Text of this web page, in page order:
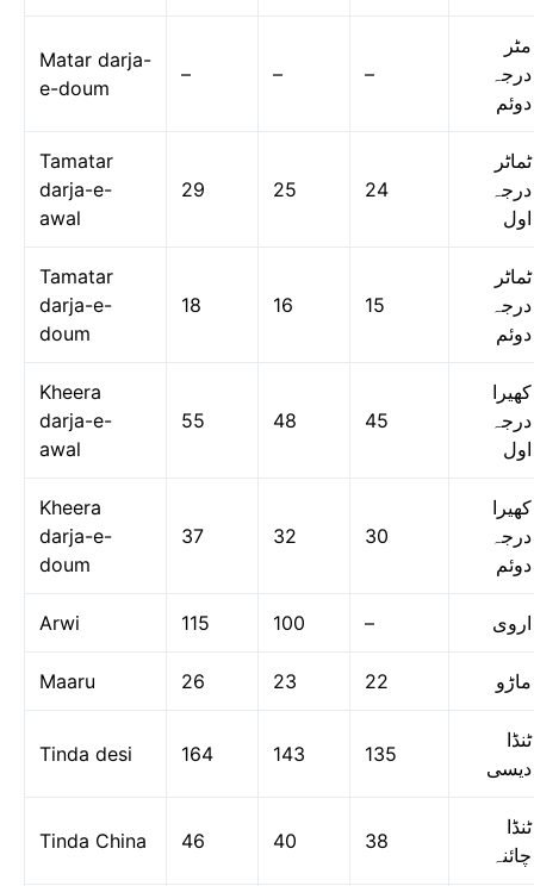
Matar darja-
e-doum
– – –
مٹر
درجہ
دوئم
Tamatar
darja-e-
awal
29 25 24
ٹماٹر
درجہ
اول
Tamatar
darja-e-
doum
18 16 15
ٹماٹر
درجہ
دوئم
Kheera
darja-e-
awal
55 48 45
کھیرا
درجہ
اول
Kheera
darja-e-
doum
37 32 30
کھیرا
درجہ
دوئم
Arwi 115 100 – اروی
Maaru 26 23 22 ماڑو
Tinda desi 164 143 135
ٹنڈا
دیسی
Tinda China 46 40 38
ٹنڈا
چائنہ